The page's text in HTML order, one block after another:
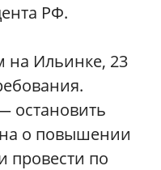
РФ.
на Ильинке, 23
остановить
о повышении
провести по